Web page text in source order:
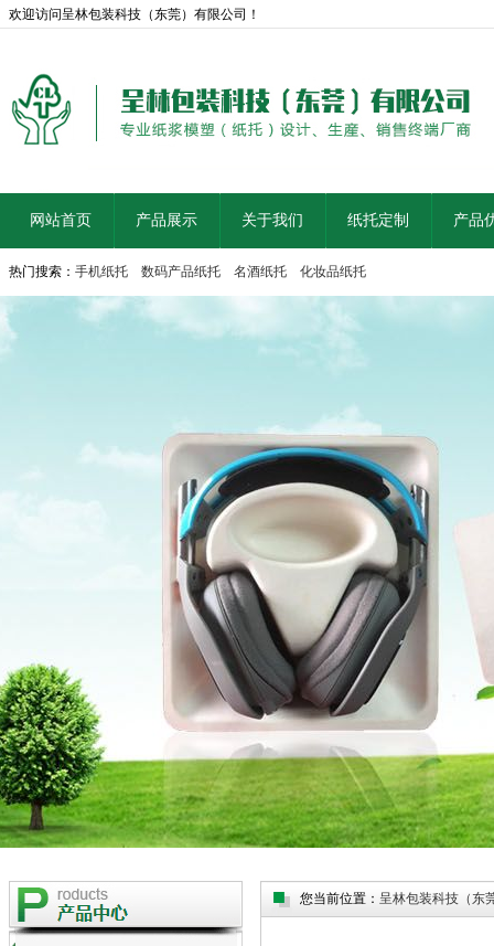
欢迎访问呈林包装科技（东莞）有限公司！
网站首页 产品展示 关于我们 纸托定制 产品
热门搜索： 手机纸托 数码产品纸托 名酒纸托 化妆品纸托
您当前位置： 呈林包装科技（东